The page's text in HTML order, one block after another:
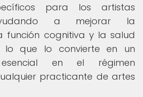
para los artistas
a mejorar la
función cognitiva y la salud
lo que lo convierte en un
esencial en el régimen
practicante de artes